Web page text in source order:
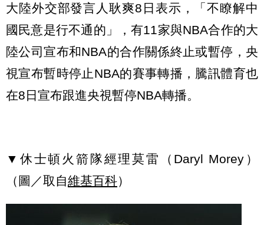
大陸外交部發言人耿爽8日表示，「不瞭解中
國民意是行不通的」，有11家與NBA合作的大
陸公司宣布和NBA的合作關係終止或暫停，央
視宣布暫時停止NBA的賽事轉播，騰訊體育也
在8日宣布跟進央視暫停NBA轉播。
▼休士頓火箭隊經理莫雷（Daryl Morey）
（圖／取自維基百科）